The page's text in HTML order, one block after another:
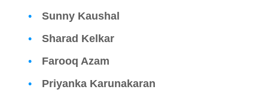
Sunny Kaushal
Sharad Kelkar
Farooq Azam
Priyanka Karunakaran